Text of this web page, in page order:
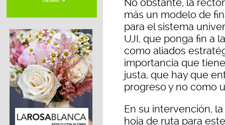
No obstante, la
más un modelo de
para el sistema
UJI, que ponga fin a
como aliados
importancia que
justa, que hay que
progreso y no como
En su intervención,
hoja de ruta para